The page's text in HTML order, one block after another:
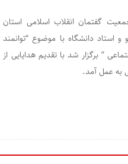
گفتمان انقلاب اسلامی استان
استاد دانشگاه با موضوع “توانمند
” برگزار شد با تقدیم هدایایی از
به عمل آمد.